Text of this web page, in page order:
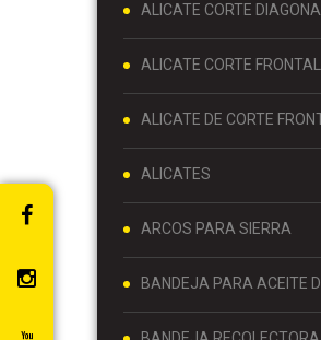
ALICATE CORTE DIAGONAL
ALICATE CORTE FRONTAL
ALICATES
ARCOS PARA SIERRA